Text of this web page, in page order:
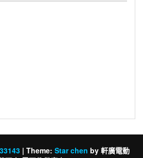
| Theme: Star chen by 軒廣電動